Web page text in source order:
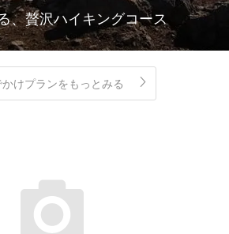
、贅沢ハイキングコース
けプランをもっとみる